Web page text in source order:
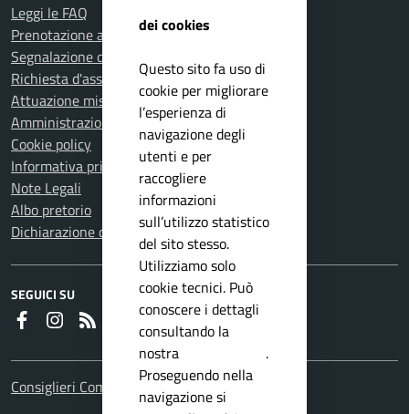
Leggi le FAQ
Prenotazione appuntamento
Segnalazione disservizio
Richiesta d'assistenza
Attuazione misure PNRR
Amministrazione trasparente
Cookie policy
Informativa privacy
Note Legali
Albo pretorio
Dichiarazione di accessibilità
SEGUICI SU
FaceboookInstagram
Consiglieri Comunali
dei cookies
Questo sito fa uso di
cookie per migliorare
l’esperienza di
navigazione degli
utenti e per
raccogliere
informazioni
sull’utilizzo statistico
del sito stesso.
Utilizziamo solo
cookie tecnici. Può
conoscere i dettagli
consultando la
nostra
.
Proseguendo nella
navigazione si